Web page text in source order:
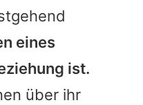
eines
ist.
über ihr